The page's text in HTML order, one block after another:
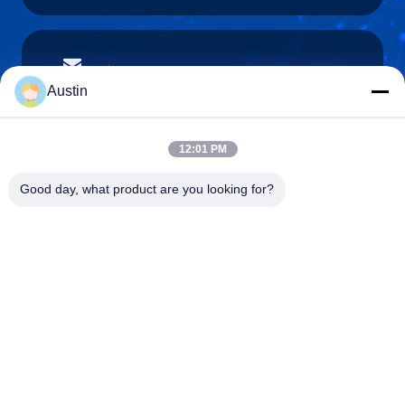
E-mail
Phone
Austin
12:01 PM
Good day, what product are you looking for?